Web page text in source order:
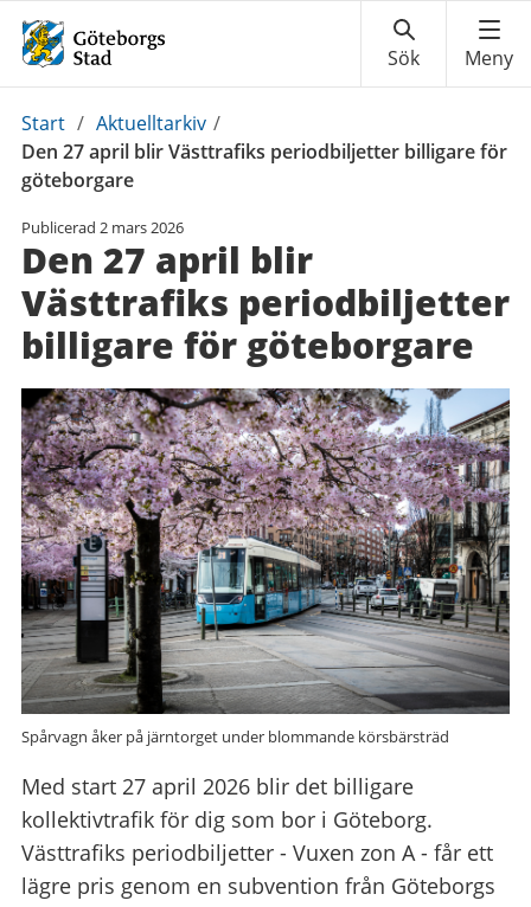
Du
är
här:
Start / Aktuelltarkiv /
Den 27 april blir Västtrafiks periodbiljetter billigare för
göteborgare
Publicerad 2 mars 2026
Den 27 april blir
Västtrafiks periodbiljetter
billigare för göteborgare
Spårvagn åker på järntorget under blommande körsbärsträd
Med start 27 april 2026 blir det billigare
kollektivtrafik för dig som bor i Göteborg.
Västtrafiks periodbiljetter - Vuxen zon A - får ett
lägre pris genom en subvention från Göteborgs